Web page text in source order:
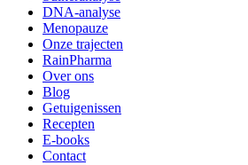
DNA-analyse
Menopauze
Onze trajecten
RainPharma
Over ons
Blog
Getuigenissen
Recepten
E-books
Contact